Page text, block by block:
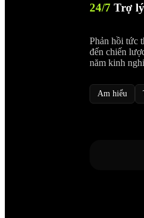
24/7 Trợ
Phản hồi tức
đến chiến
năm kinh
Am hiểu